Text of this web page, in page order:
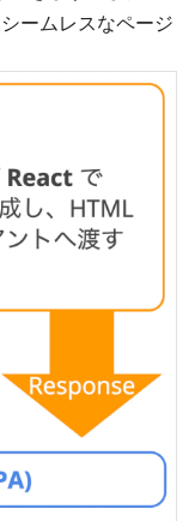
ームレスなページ